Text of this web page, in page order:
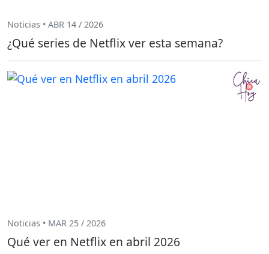
Noticias • ABR 14 / 2026
¿Qué series de Netflix ver esta semana?
Noticias • MAR 25 / 2026
Qué ver en Netflix en abril 2026